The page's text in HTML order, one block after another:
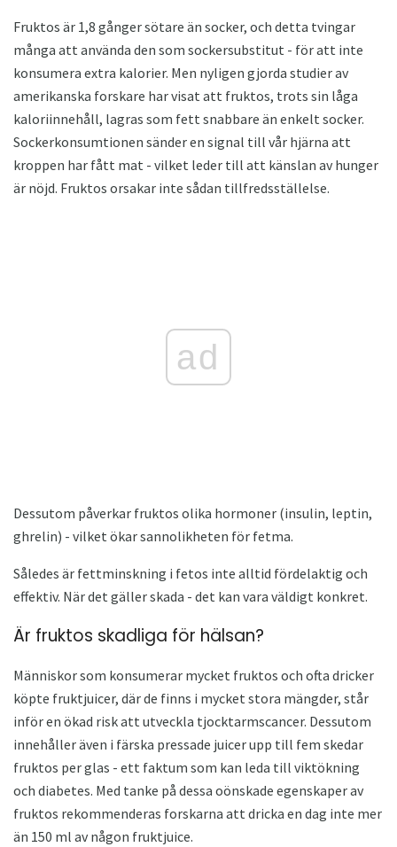
Fruktos är 1,8 gånger sötare än socker, och detta tvingar
många att använda den som sockersubstitut - för att inte
konsumera extra kalorier. Men nyligen gjorda studier av
amerikanska forskare har visat att fruktos, trots sin låga
kaloriinnehåll, lagras som fett snabbare än enkelt socker.
Sockerkonsumtionen sänder en signal till vår hjärna att
kroppen har fått mat - vilket leder till att känslan av hunger
är nöjd. Fruktos orsakar inte sådan tillfredsställelse.
ad
Dessutom påverkar fruktos olika hormoner (insulin, leptin,
ghrelin) - vilket ökar sannolikheten för fetma.
Således är fettminskning i fetos inte alltid fördelaktig och
effektiv. När det gäller skada - det kan vara väldigt konkret.
Är fruktos skadliga för hälsan?
Människor som konsumerar mycket fruktos och ofta dricker
köpte fruktjuicer, där de finns i mycket stora mängder, står
inför en ökad risk att utveckla tjocktarmscancer. Dessutom
innehåller även i färska pressade juicer upp till fem skedar
fruktos per glas - ett faktum som kan leda till viktökning
och diabetes. Med tanke på dessa oönskade egenskaper av
fruktos rekommenderas forskarna att dricka en dag inte mer
än 150 ml av någon fruktjuice.